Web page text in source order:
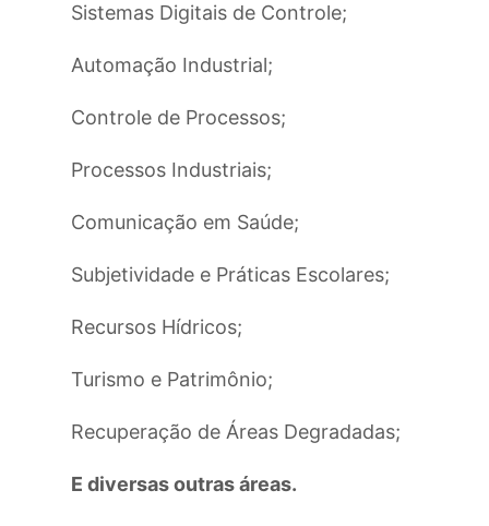
Sistemas Digitais de Controle;
Automação Industrial;
Controle de Processos;
Processos Industriais;
Comunicação em Saúde;
Subjetividade e Práticas Escolares;
Recursos Hídricos;
Turismo e Patrimônio;
Recuperação de Áreas Degradadas;
E diversas outras áreas.